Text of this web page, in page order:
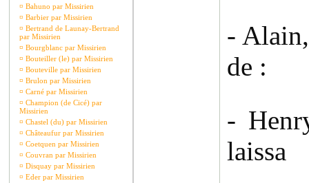
¤ Bahuno par Missirien
¤ Barbier par Missirien
¤ Bertrand de Launay-Bertrand
par Missirien
¤ Bourgblanc par Missirien
¤ Bouteiller (le) par Missirien
¤ Bouteville par Missirien
¤ Brulon par Missirien
¤ Carné par Missirien
¤ Champion (de Cicé) par
Missirien
¤ Chastel (du) par Missirien
¤ Châteaufur par Missirien
¤ Coetquen par Missirien
¤ Couvran par Missirien
¤ Disquay par Missirien
¤ Eder par Missirien
-
de :
-
laissa